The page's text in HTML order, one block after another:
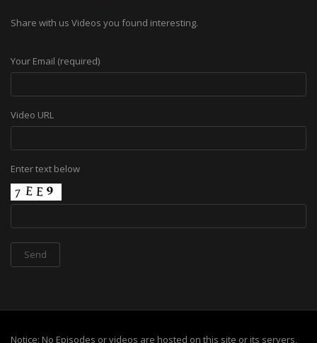
Share with us Videos you found interesting.
Your Email (required)
Video URL
Enter text below
Notice: No Episodes or videos are hosted on this site or its servers,